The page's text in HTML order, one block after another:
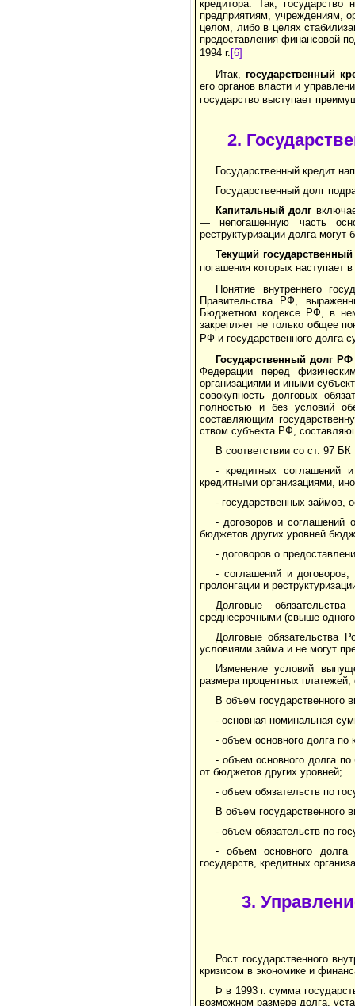
кредитора. Так, государство
предприятиям, учреждениям,
целом, либо в целях
предоставления финансовой
1994 г. [6]
Итак, государственный
его органов власти и
государство выступает
2.
Государственный кредит
Государственный долг
Капитальный долг
— непо­гашенную часть
реструктуризации долга
Текущий государственный
погашения которых наступает
Понятие внутреннего
Правительства РФ,
Бюджетном кодексе РФ, в
закрепляет не только общее
РФ и государственного долга
Государственный долг РФ
Федерации перед
организациями и иными
совокупность долговых
полностью и без условий
составляющим
ством субъекта РФ,
В соответствии со ст. 97
- кредитных соглашений
кредитными организациями,
- государственных займов,
- договоров и соглашений
бюджетов других уровней
- договоров о
- соглашений и
пролонгации и
Долговые
среднесрочными (свыше
Долговые обязательства
условиями займа и не могут
Изменение условий
размера процентных
В объем государственного
- основная номинальная
- объем основного долга
- объем основного долга
от бюджетов других уровней;
- объем обязательств по
В объем государственного
- объем обязательств по
- объем основного долга
государств, кредитных
3.
Рост государственного
кризисом в экономике и
Þ в 1993 г. сумма
возможном размере долга,